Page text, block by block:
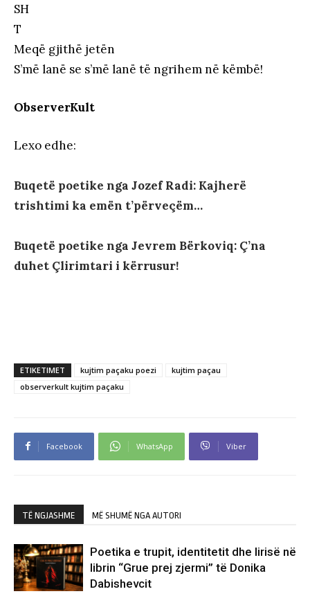
SH
T
Meqë gjithë jetën
S’më lanë se s’më lanë të ngrihem në këmbë!
ObserverKult
Lexo edhe:
Buqetë poetike nga Jozef Radi: Kajherë
trishtimi ka emën t’përveçëm…
Buqetë poetike nga Jevrem Bërkoviq: Ç’na
duhet Çlirimtari i kërrusur!
ETIKETIMET kujtim paçaku poezi
kujtim paçau
observerkult kujtim paçaku
Facebook WhatsApp Viber
TË NGJASHME MË SHUMË NGA AUTORI
Poetika e trupit, identitetit dhe lirisë në
librin “Grue prej zjermi” të Donika
Dabishevcit